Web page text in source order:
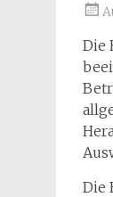
Die
Die